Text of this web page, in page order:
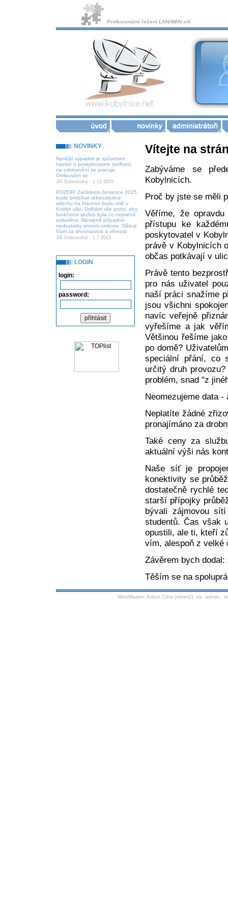
Profesionální řešení LAN/WAN sítí
NOVINKY
Nynější výpadek je způsoben
havárií u poskytovatele (selfnet).
na odstranění se pracuje.
Omlouvám se
Jiří Dobrovolný - 1.12.2015
POZOR! Začátkem července 2015
bude probíhat rekonstrukce
střechy na hlavním bodu sítě v
Krátké ulici. Udělám vše proto, aby
funkčnost služeb byla co nejméně
ovlivněna. Nicméně případné
nedostatky prosím omluvte. Děkuji
Vám za shovívavost a věrnost
Jiří Dobrovolný - 1.7.2015
LOGIN
login:
password:
Vítejte na
Zabýváme se
Kobylnicích.
Proč by jste se měli
Věříme, že
přístupu ke
poskytovatel v
právě v Kobylnicích
občas potkávají v
Právě tento
pro nás uživatel
naší práci snažíme
jsou všichni
navíc veřejně
vyřešíme a jak
Většinou řešíme
po domě?
speciální přání, co
určitý druh
problém, snad "z
Neomezujeme data
Neplatíte žádné
pronajímáno za
Také ceny za
aktuální výši nás
Naše síť je
konektivity se
dostatečně rychlé
starší přípojky
bývali zájmovou
studentů. Čas však
opustili, ale ti, kteří
vím, alespoň z velké
Závěrem bych
Těším se na
WebMaster: Adam Crha (nimm2), viz. admin. ,